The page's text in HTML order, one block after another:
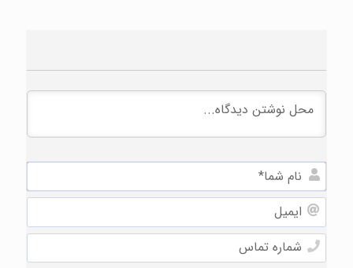
نام
شما*
ایمیل